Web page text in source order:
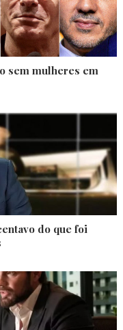
sem mulheres em
do que foi